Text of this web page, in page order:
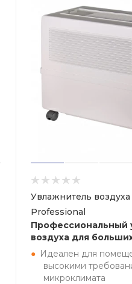
Увлажнитель
Professional
Профессиональный
воздуха для
Идеален для
высокими
микроклимата